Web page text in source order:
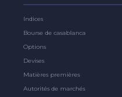
Indices
Bourse de casablanca
Options
Devises
Matières premières
Autorités de marchés